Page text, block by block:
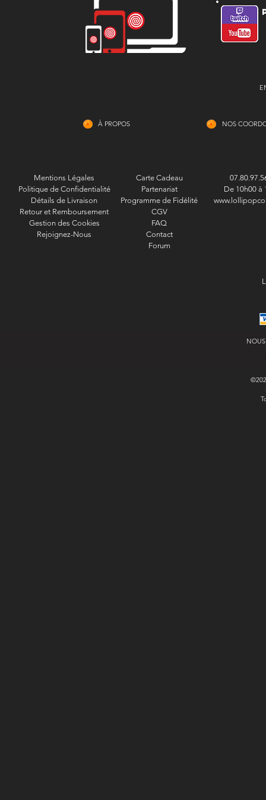
À PROPOS NOS
Mentions Légales
Politique de Confidentialité
Détails de Livraison
Retour et Remboursement
Gestion des Cookies
Rejoignez-Nous
Carte Cadeau
Partenariat
Programme de Fidélité
CGV
FAQ
Contact
Forum
De 10h00 à